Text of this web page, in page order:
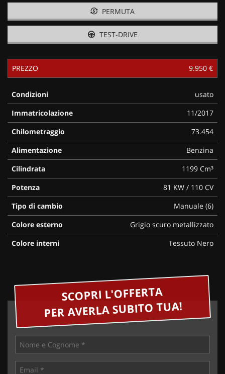
PERMUTA
TEST-DRIVE
PREZZO 9.950 €
Condizioni
usato
Immatricolazione
11/2017
Chilometraggio
73.454
Alimentazione
Benzina
Cilindrata
1199 Cm³
Potenza
81 KW / 110 CV
Tipo di cambio
Manuale (6)
Colore esterno
Grigio scuro metallizzato
Colore interni
Tessuto Nero
SCOPRI L'OFFERTA
PER AVERLA SUBITO TUA!